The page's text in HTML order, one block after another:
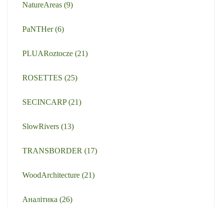
NatureAreas (9)
PaNTHer(6)
PLUARoztocze (21)
ROSETTES (25)
SECINCARP(21)
SlowRivers (13)
TRANSBORDER (17)
WoodArchitecture (21)
Аналітика (26)